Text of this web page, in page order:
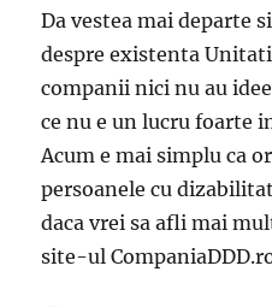
Da vestea mai departe
despre existenta
companii nici nu au
ce nu e un lucru foarte
Acum e mai simplu ca
persoanele cu
daca vrei sa afli mai
site-ul